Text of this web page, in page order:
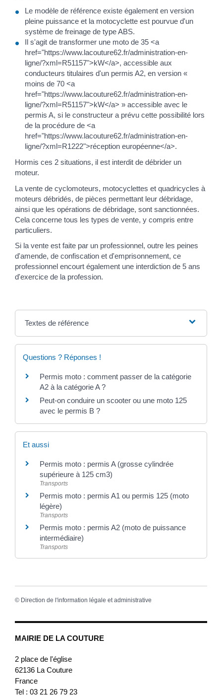
MAIRIE DE LA COUTURE
2 place de l'église
62136 La Couture
France
Tel : 03 21 26 79 23
Le modèle de référence existe également en version
pleine puissance et la motocyclette est pourvue d'un
système de freinage de type ABS.
Il s'agit de transformer une moto de 35 <a
href="https://www.lacouture62.fr/administration-en-
ligne/?xml=R51157">kW</a>, accessible aux
conducteurs titulaires d'un permis A2, en version «
moins de 70 <a
href="https://www.lacouture62.fr/administration-en-
ligne/?xml=R51157">kW</a> » accessible avec le
permis A, si le constructeur a prévu cette possibilité lors
de la procédure de <a
href="https://www.lacouture62.fr/administration-en-
ligne/?xml=R1222">réception européenne</a>.
Hormis ces 2 situations, il est interdit de débrider un
moteur.
La vente de cyclomoteurs, motocyclettes et quadricycles à
moteurs débridés, de pièces permettant leur débridage,
ainsi que les opérations de débridage, sont sanctionnées.
Cela concerne tous les types de vente, y compris entre
particuliers.
Si la vente est faite par un professionnel, outre les peines
d'amende, de confiscation et d'emprisonnement, ce
professionnel encourt également une interdiction de 5 ans
d'exercice de la profession.
Textes de référence
Questions ? Réponses !
Permis moto : comment passer de la catégorie
A2 à la catégorie A ?
Peut-on conduire un scooter ou une moto 125
avec le permis B ?
Et aussi
Permis moto : permis A (grosse cylindrée
supérieure à 125 cm3)
Transports
Permis moto : permis A1 ou permis 125 (moto
légère)
Transports
Permis moto : permis A2 (moto de puissance
intermédiaire)
Transports
© Direction de l'information légale et administrative